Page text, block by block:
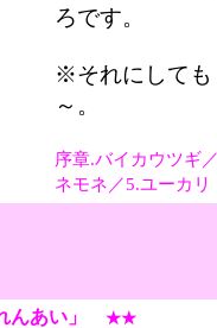
ろです。
※それにしても
～。
序章.バイカウツギ
ネモネ／5.ユーカリ
んあい 」 ★★